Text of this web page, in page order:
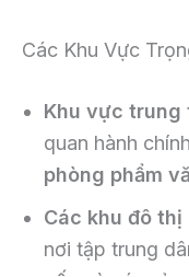
Các Khu Vực
Khu vực trung
quan hành
phòng phẩm
Các khu đô
nơi tập trung